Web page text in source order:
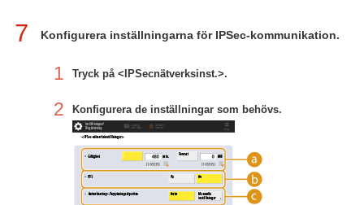
7 Konfigurera inställningarna för IPSec-kommunikation.
1 Tryck på <IPSecnätverksinst.>.
2 Konfigurera de inställningar som behövs.